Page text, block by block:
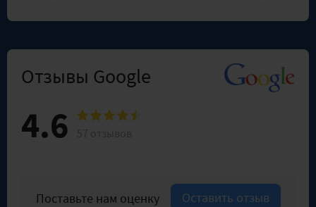
Отзывы Google
4.6
Поставьте нам оценку Оставить отзыв